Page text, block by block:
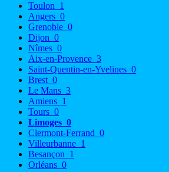
Toulon 1
Angers 0
Grenoble 0
Dijon 0
Nîmes 0
Aix-en-Provence 3
Saint-Quentin-en-Yvelines 0
Brest 0
Le Mans 3
Amiens 1
Tours 0
Limoges 0
Clermont-Ferrand 0
Villeurbanne 1
Besançon 1
Orléans 0